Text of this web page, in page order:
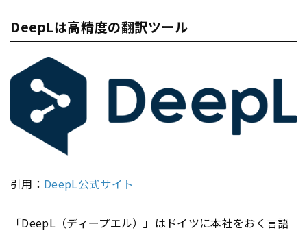
DeepLは高精度の翻訳ツール
引用： DeepL公式サイト
「DeepL（ディープエル）」はドイツに本社をおく言語